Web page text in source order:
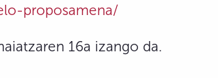
proposamena/
16a izango da.